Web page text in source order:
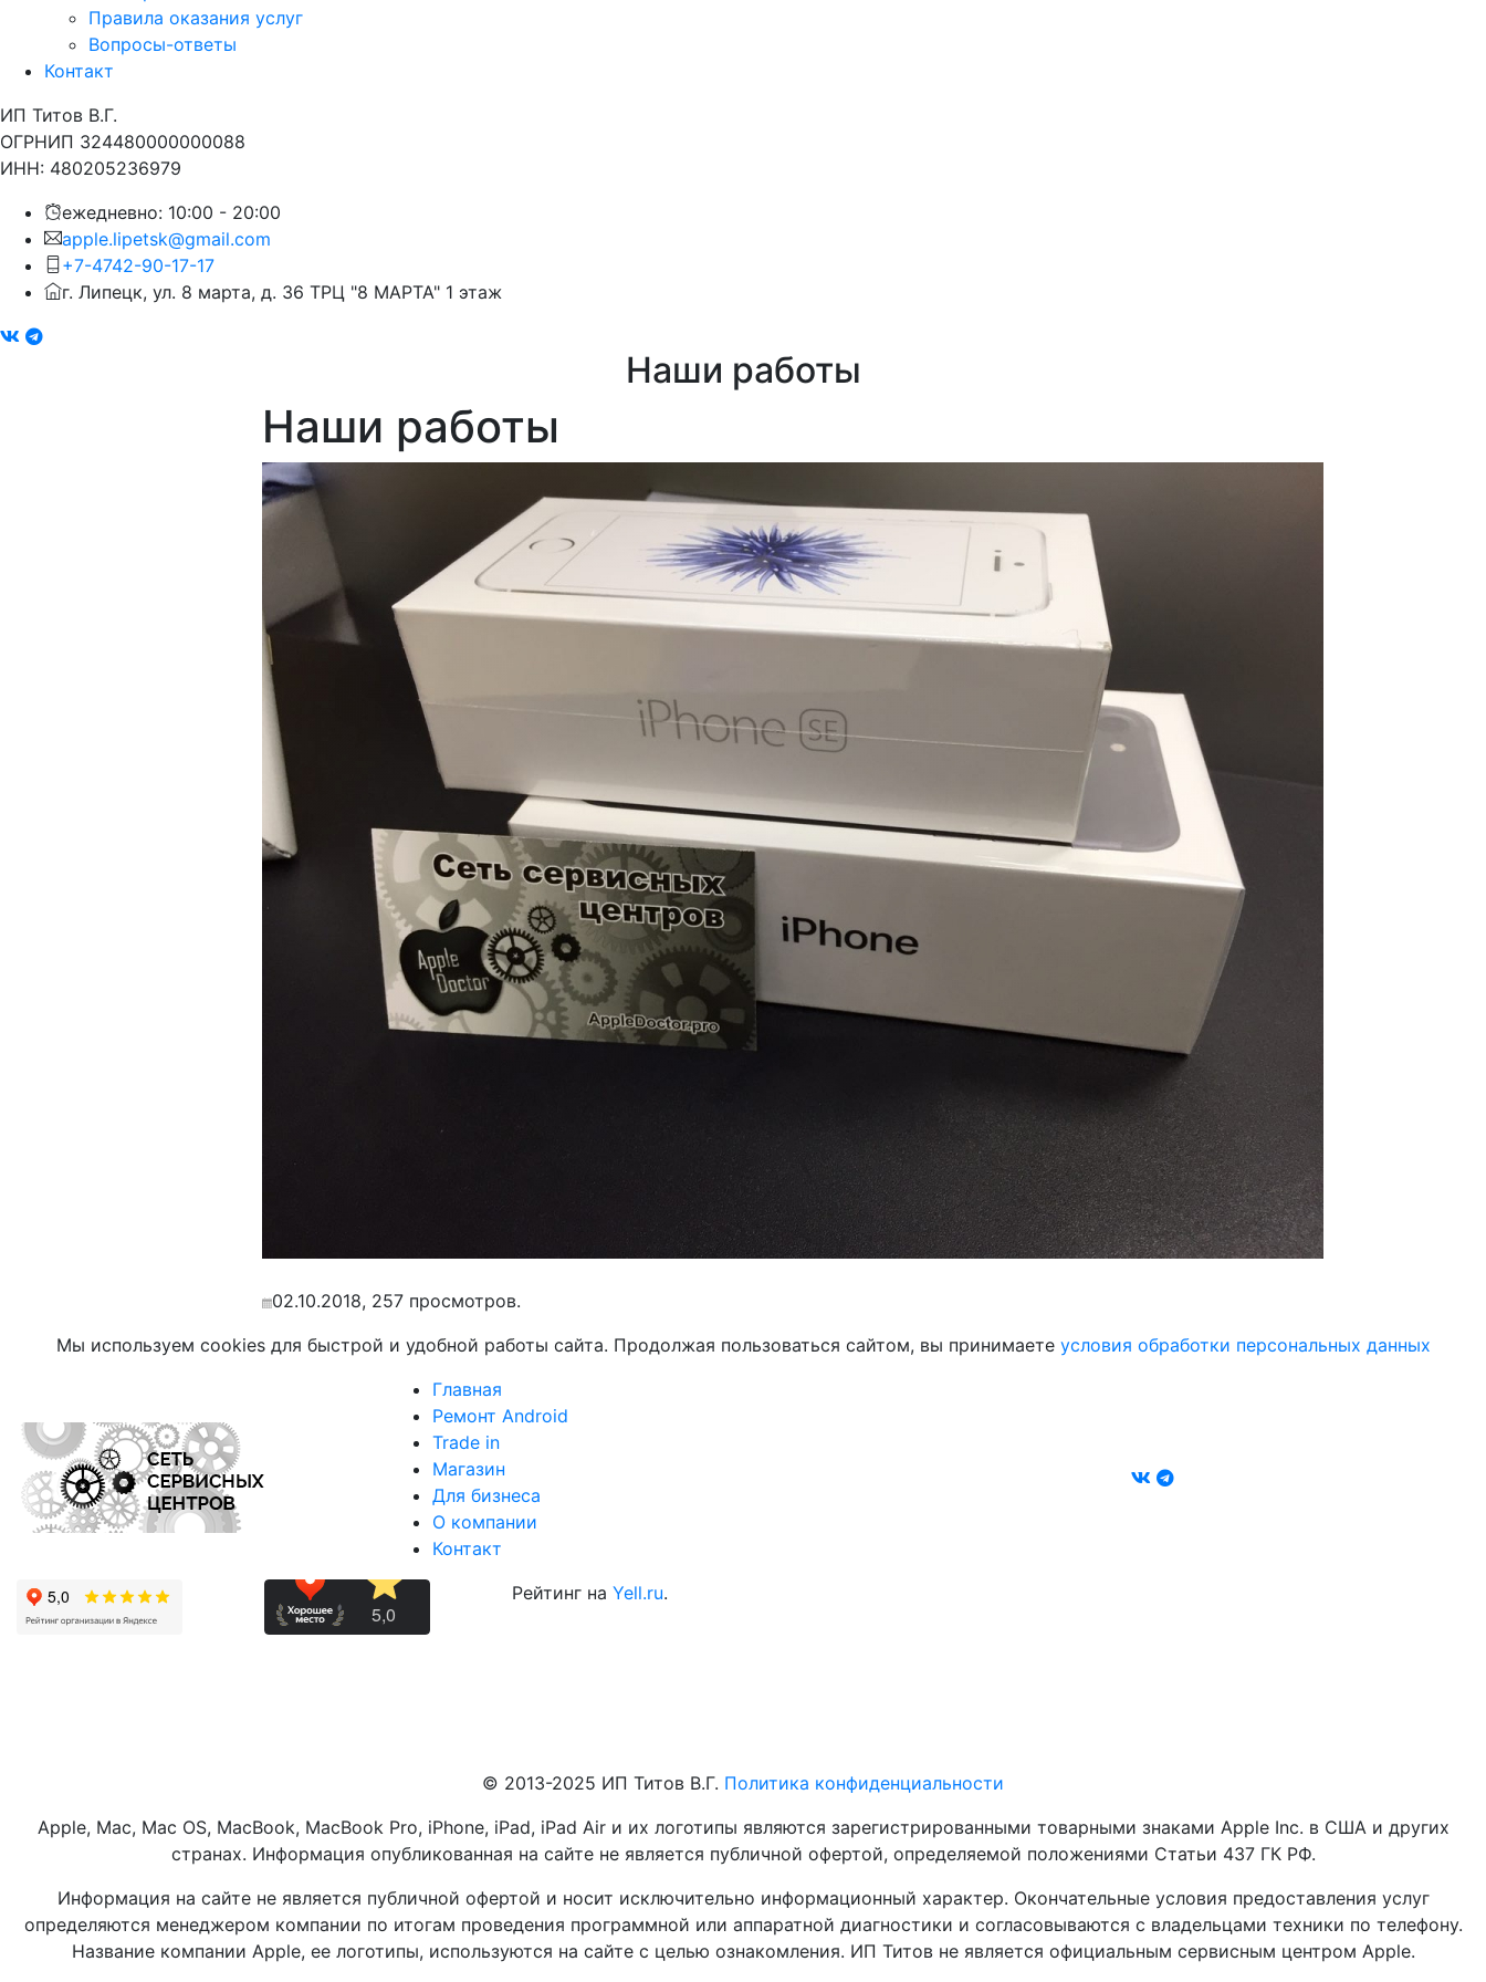
Правила оказания услуг
Вопросы-ответы
Контакт
ИП Титов В.Г.
ОГРНИП 324480000000088
ИНН: 480205236979
ежедневно: 10:00 - 20:00
apple.lipetsk@gmail.com
+7-4742-90-17-17
г. Липецк, ул. 8 марта, д. 36 ТРЦ "8 МАРТА" 1 этаж
Наши работы
Наши работы
02.10.2018, 257 просмотров.
Мы используем cookies для быстрой и удобной работы сайта. Продолжая пользоваться сайтом, вы принимаете условия обработки персональных данных
Главная
Ремонт Android
Trade in
Магазин
Для бизнеса
О компании
Контакт
Рейтинг на Yell.ru.
© 2013-2025 ИП Титов В.Г. Политика конфиденциальности
Apple, Mac, Mac OS, MacBook, MacBook Pro, iPhone, iPad, iPad Air и их логотипы являются зарегистрированными товарными знаками Apple Inc. в США и других
странах. Информация опубликованная на сайте не является публичной офертой, определяемой положениями Статьи 437 ГК РФ.
Информация на сайте не является публичной офертой и носит исключительно информационный характер. Окончательные условия предоставления услуг
определяются менеджером компании по итогам проведения программной или аппаратной диагностики и согласовываются с владельцами техники по телефону.
Название компании Apple, ее логотипы, используются на сайте с целью ознакомления. ИП Титов не является официальным сервисным центром Apple.